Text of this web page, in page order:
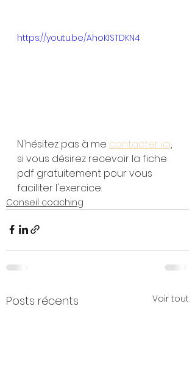
https://youtu.be/AhoKISTDKN4
N'hésitez pas à me contacter ici,
si vous désirez recevoir la fiche
pdf gratuitement pour vous
faciliter l'exercice.
Conseil coaching
Posts récents Voir tout